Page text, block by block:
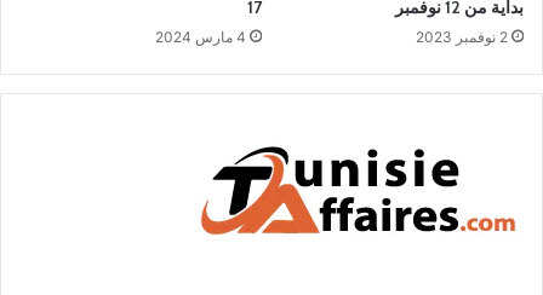
بداية من 12 نوفمبر
2 نوفمبر 2023
17
4 مارس 2024